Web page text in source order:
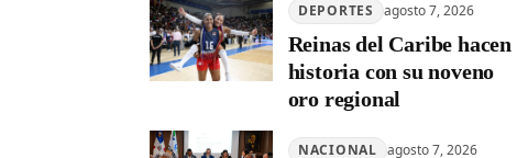
DEPORTES agosto 7, 2026
Reinas del Caribe hacen
historia con su noveno
oro regional
NACIONAL agosto 7, 2026